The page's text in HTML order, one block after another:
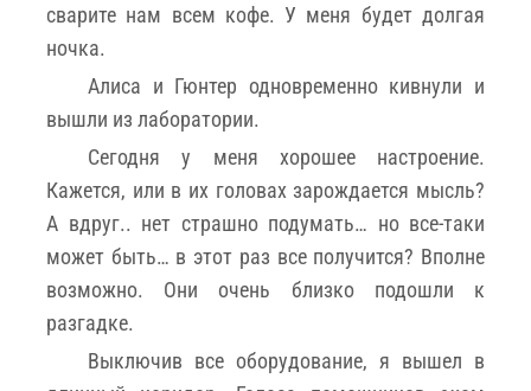
сварите нам всем кофе. У меня будет долгая
ночка.
Алиса и Гюнтер одновременно кивнули и
вышли из лаборатории.
Сегодня у меня хорошее настроение.
Кажется, или в их головах зарождается мысль?
А вдруг.. нет страшно подумать… но все-таки
может быть… в этот раз все получится? Вполне
возможно. Они очень близко подошли к
разгадке.
Выключив все оборудование, я вышел в